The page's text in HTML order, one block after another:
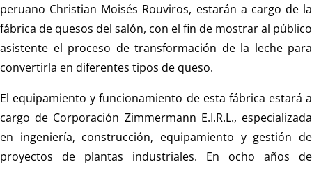
peruano Christian Moisés Rouviros, estarán a cargo de la
fábrica de quesos del salón, con el fin de mostrar al público
asistente el proceso de transformación de la leche para
convertirla en diferentes tipos de queso.
El equipamiento y funcionamiento de esta fábrica estará a
cargo de Corporación Zimmermann E.I.R.L., especializada
en ingeniería, construcción, equipamiento y gestión de
proyectos de plantas industriales. En ocho años de